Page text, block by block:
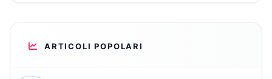
ARTICOLI POPOLARI